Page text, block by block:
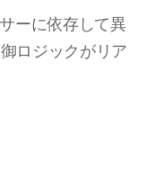
ーに依存して異
ロジックがリア